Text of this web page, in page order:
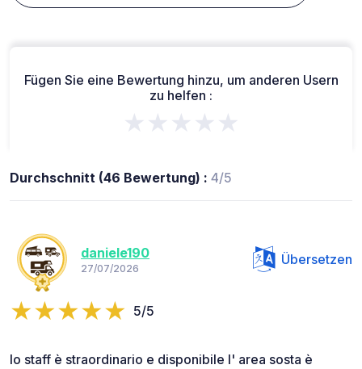
Fügen Sie eine Bewertung hinzu, um anderen Usern
zu helfen :
★★★★★
Durchschnitt (46 Bewertung) : 4/5
daniele190
27/07/2026
Übersetzen
5/5
lo staff è straordinario e disponibile l' area sosta è